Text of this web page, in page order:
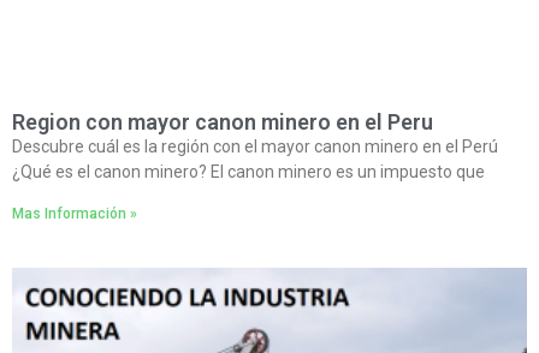
Region con mayor canon minero en el Peru
Descubre cuál es la región con el mayor canon minero en el Perú
¿Qué es el canon minero? El canon minero es un impuesto que
Mas Información »